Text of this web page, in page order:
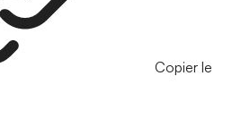
Copier le